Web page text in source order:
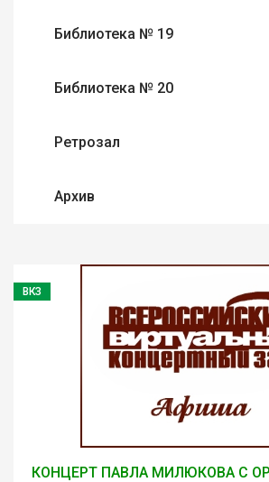
Библиотека № 19
Библиотека № 20
Ретрозал
Архив
ВКЗ
КОНЦЕРТ ПАВЛА МИЛЮКОВА С